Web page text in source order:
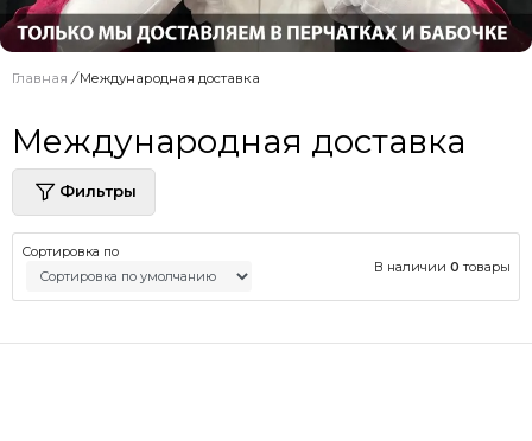
Главная / Международная доставка
Международная доставка
Фильтры
Сортировка по
В наличии 0 товары